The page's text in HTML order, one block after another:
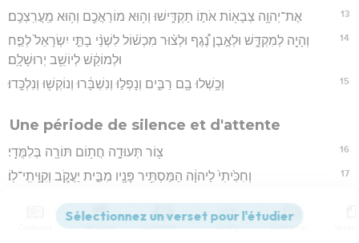
13 אֶת־יְהוָ֥ה צְבָא֖וֹת אֹת֣וֹ תַקְדִּ֑ישׁוּ וְה֥וּא מוֹרַאֲכֶ֖ם וְה֥וּא מַֽעֲרִֽצְכֶֽם׃
14
וְהָיָ֖ה לְמִקְדָּ֑שׁ וּלְאֶ֣בֶן נֶ֠גֶף וּלְצ֨וּר מִכְשׁ֜וֹל לִשְׁנֵ֨י בָתֵּ֤י יִשְׂרָאֵל֙ לְפַ֣ח
וּלְמוֹקֵ֔שׁ לְיוֹשֵׁ֖ב יְרוּשָׁלִָֽם׃
15 וְכָ֥שְׁלוּ בָ֖ם רַבִּ֑ים וְנָפְל֣וּ וְנִשְׁבָּ֔רוּ וְנוֹקְשׁ֖וּ וְנִלְכָּֽדוּ׃
Une période de silence et d'attente
16 צ֖וֹר תְּעוּדָ֑ה חֲת֥וֹם תּוֹרָ֖ה בְּלִמֻּדָֽי׃
17 וְחִכִּ֙יתִי֙ לַיהוָ֔ה הַמַּסְתִּ֥יר פָּנָ֖יו מִבֵּ֣ית יַעֲקֹ֑ב וְקִוֵּ֖יתִֽי־לֽוֹ׃
הִנֵּ֣ה אָנֹכִ֗י וְהַיְלָדִים֙ אֲשֶׁ֣ר נָֽתַן־לִ֣י יְהוָ֔ה לְאֹת֥וֹת וּלְמוֹפְתִ֖ים בְּיִשְׂרָאֵ֑ל
מֵעִם֙ יְהוָ֣ה צְבָא֔וֹת הַשֹּׁכֵ֖ן בְּהַ֥ר צִיּֽוֹן׃
Versions Commentaires Strong